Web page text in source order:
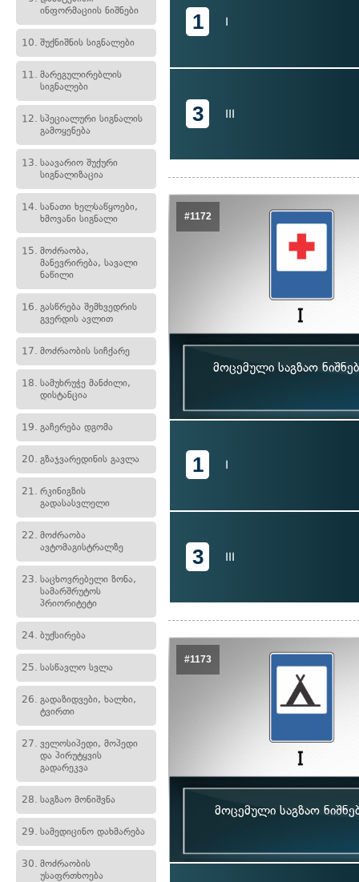
ინფორმაციის ნიშნები
10. შუქნიშნის სიგნალები
11. მარეგულირებლის
სიგნალები
12. სპეციალური სიგნალის
გამოყენება
13. საავარიო შუქური
სიგნალიზაცია
14. სანათი ხელსაწყოები,
ხმოვანი სიგნალი
15. მოძრაობა,
მანევრირება, სავალი
ნაწილი
16. გასწრება შემხვედრის
გვერდის ავლით
17. მოძრაობის სიჩქარე
18. სამუხრუჭე მანძილი,
დისტანცია
19. გაჩერება დგომა
20. გზაჯვარედინის გავლა
21. რკინიგზის
გადასასვლელი
22. მოძრაობა
ავტომაგისტრალზე
23. საცხოვრებელი ზონა,
სამარშრუტოს
პრიორიტეტი
24. ბუქსირება
25. სასწავლო სვლა
26. გადაზიდვები, ხალხი,
ტვირთი
27. ველოსიპედი, მოპედი
და პირუტყვის
გადარეკვა
28. საგზაო მონიშვნა
29. სამედიცინო დახმარება
30. მოძრაობის
უსაფრთხოება
1 I
3 III
#1172
მოცემული საგზაო
1 I
3 III
#1173
მოცემული საგზაო